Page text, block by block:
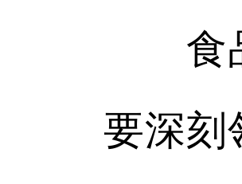
食品
要深刻